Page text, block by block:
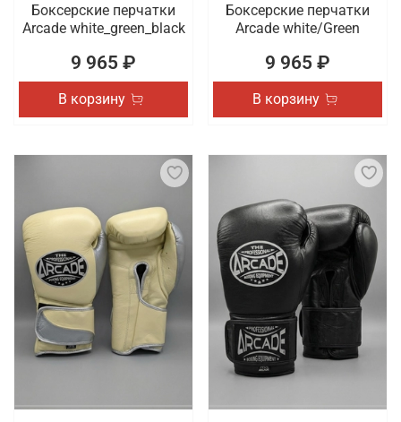
Боксерские перчатки
Arcade white_green_black
9 965 ₽
В корзину
Боксерские перчатки
Arcade white/Green
9 965 ₽
В корзину